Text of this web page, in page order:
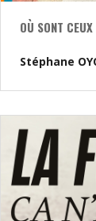
OÙ SONT
Stéphane